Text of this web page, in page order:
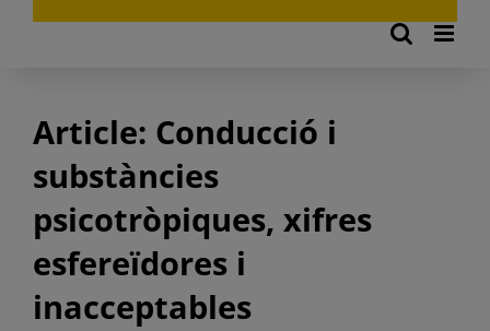
Article: Conducció i
substàncies
psicotròpiques, xifres
esfereïdores i
inacceptables